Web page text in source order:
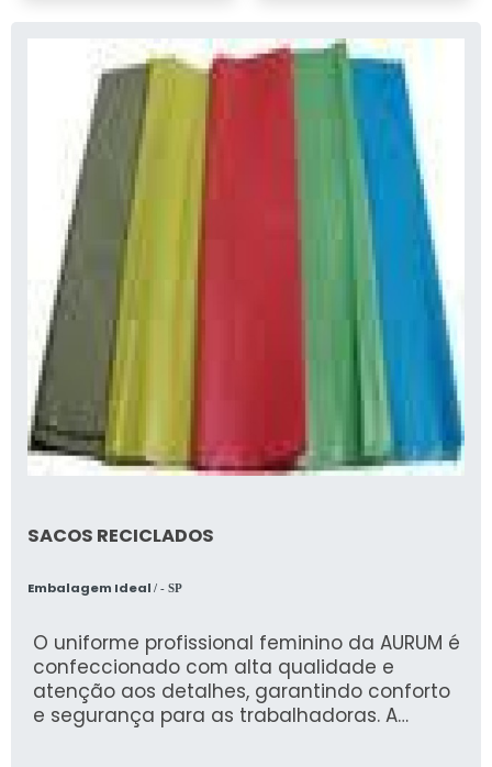
SACOS RECICLADOS
Embalagem Ideal / - SP
O uniforme profissional feminino da AURUM é
confeccionado com alta qualidade e
atenção aos detalhes, garantindo conforto
e segurança para as trabalhadoras. A